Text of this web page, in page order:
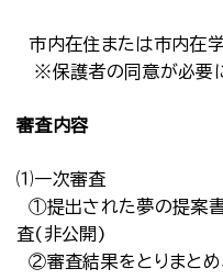
市内在住または市内在学
※保護者の同意が必要に
審査内容
⑴一次審査
①提出された夢の提案書
査(非公開)
②審査結果をとりまとめ